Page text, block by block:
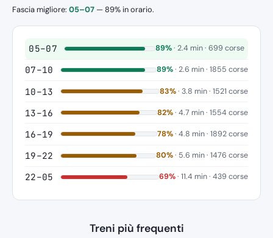
Fascia migliore: 05–07 — 89% in orario.
05–07 89% · 2.4 min · 699 corse
07–10 89%· 2.6 min · 1855 corse
10–13 83%· 3.8 min · 1521 corse
13–16 82%· 4.7 min · 1554 corse
16–19 78%· 4.8 min · 1892 corse
19–22 80%· 5.6 min · 1476 corse
22–05 69%· 11.4 min · 439 corse
Treni più frequenti